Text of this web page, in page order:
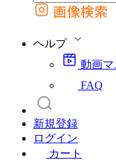
外部サイトの商品を
画像検索
ヘルプ
動画
FAQ
新規登録
ログイン
カート